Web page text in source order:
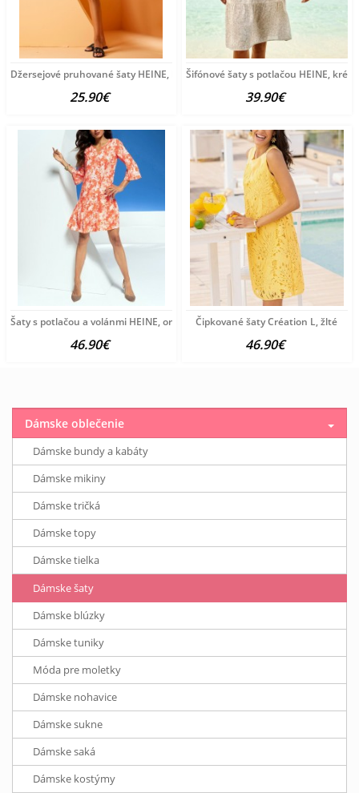
Džersejové pruhované šaty HEINE, bielo-čierne
25.90€
Šifónové šaty s potlačou HEINE,
39.90€
Šaty s potlačou a volánmi HEINE, oranžovo-krémová
46.90€
Čipkované šaty Création L, žlté
46.90€
Dámske oblečenie
Dámske bundy a kabáty
Dámske mikiny
Dámske tričká
Dámske topy
Dámske tielka
Dámske šaty
Dámske blúzky
Dámske tuniky
Móda pre moletky
Dámske nohavice
Dámske sukne
Dámske saká
Dámske kostýmy